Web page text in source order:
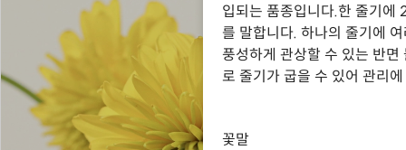
입되는 품종입니다.한 줄기에
를 말합니다. 하나의 줄기에
풍성하게 관상할 수 있는 반
로 줄기가 굽을 수 있어 관리
꽃말